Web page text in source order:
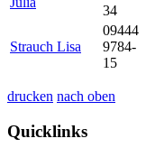
34
Strauch Lisa
09444
9784-
15
drucken nach oben
Quicklinks